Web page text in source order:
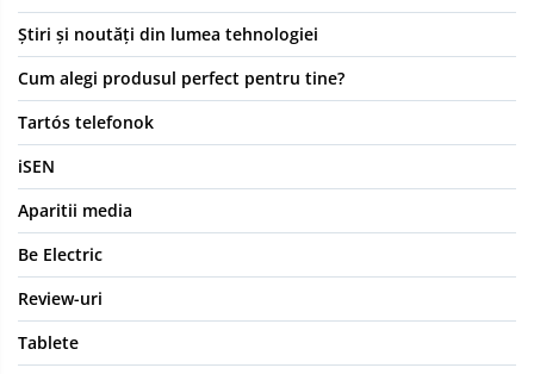
Știri și noutăți din lumea tehnologiei
Cum alegi produsul perfect pentru tine?
Tartós telefonok
iSEN
Aparitii media
Be Electric
Review-uri
Tablete